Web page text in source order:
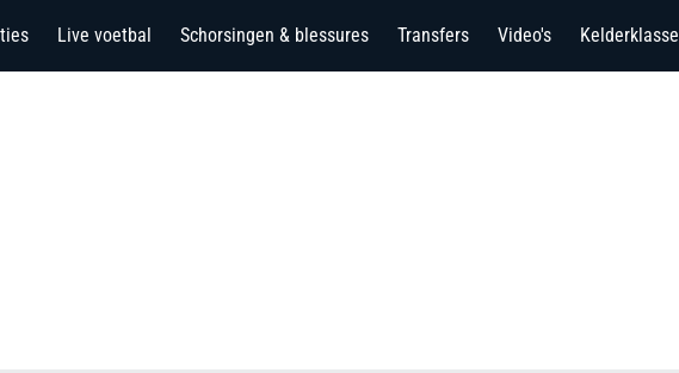
Live voetbal Schorsingen & blessures Transfers Video's Kelderklasse